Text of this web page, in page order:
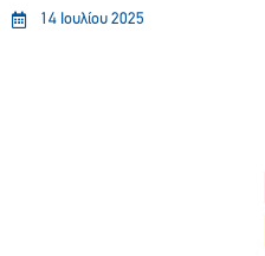
14 Ιουλίου 2025